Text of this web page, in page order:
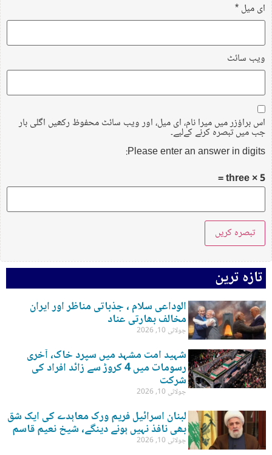
ای میل*
ویب‌ سائٹ
اس براؤزر میں میرا نام، ای میل، اور ویب سائٹ محفوظ رکھیں اگلی بار
جب میں تبصرہ کرنے کےلیے۔
Please enter an answer in digits:
5 × three =
تازہ ترین
الوداعی سلام ، جذباتی مناظر اور ایران
مخالف بھارتی عناد
جولائی 10, 2026
شہید امت مشہد میں سپرد خاک، آخری
رسومات میں 4 کروڑ سے زائد افراد کی
شرکت
جولائی 10, 2026
لبنان اسرائیل فریم ورک معاہدے کی ایک شق
بھی نافذ نہیں ہونے دینگے، شیخ نعیم قاسم
جولائی 10, 2026